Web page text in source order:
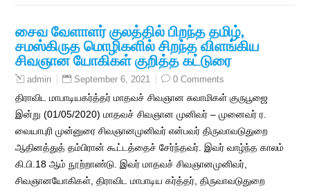
சைவ வேளாளர் குலத்தில் பிறந்த தமிழ்,
சமஸ்கிருத மொழிகளில் சிறந்த விளங்கிய
சிவஞான யோகிகள் குறித்த கட்டுரை
admin September 6, 2021 0 Comments
திராவிட மாபாடியகர்த்தர் மாதவச் சிவஞான சுவாமிகள் குருபூஜை
இன்று (01/05/2020) மாதவச் சிவஞான முனிவர் – முனைவர் ர.
வையாபுரி முன்னுரை சிவஞானமுனிவர் என்பவர் திருவாவடுதுறை
ஆதினத்துத் தம்பிரான் கூட்டத்தைச் சேர்ந்தவர். இவர் வாழ்ந்த காலம்
கி.பி.18 ஆம் நூற்றாண்டு. இவர் மாதவச் சிவஞானமுனிவர்,
சிவஞானயோகிகள், திராவிட மாபாடிய கர்த்தர், திருவாவடுதுறை